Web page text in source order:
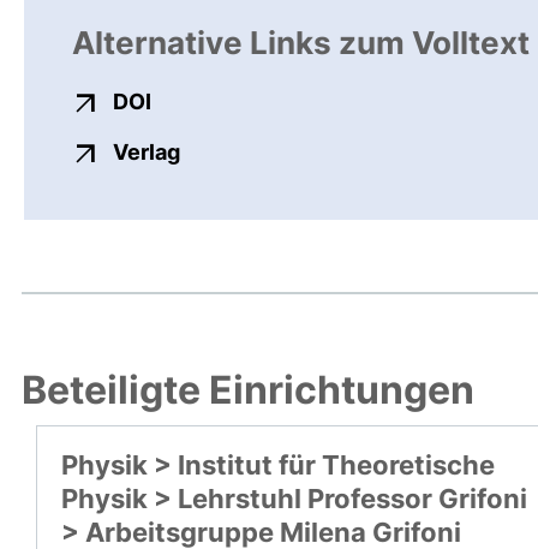
Alternative Links zum Volltext
DOI
Verlagexterner Link, öffnet neues
Beteiligte Einrichtungen
Physik > Institut für Theoretische
Physik > Lehrstuhl Professor Grifoni
> Arbeitsgruppe Milena Grifoni